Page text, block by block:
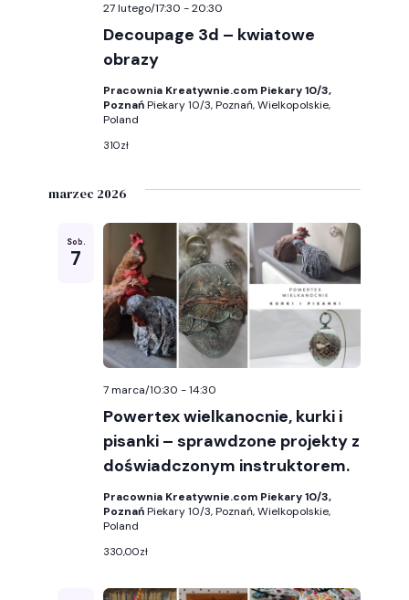
Decoupage 3d – kwiatowe
obrazy
27 lutego/17:30 -20:30
Pracownia Kreatywnie.com Piekary 10/3,
PoznańPiekary 10/3, Poznań, Wielkopolskie,
Poland
310zł
marzec 2026
Sob.
7
Powertex wielkanocnie, kurki i
pisanki – sprawdzone projekty z
doświadczonym instruktorem.
7 marca/10:30 -14:30
Pracownia Kreatywnie.com Piekary 10/3,
PoznańPiekary 10/3, Poznań, Wielkopolskie,
Poland
330,00zł